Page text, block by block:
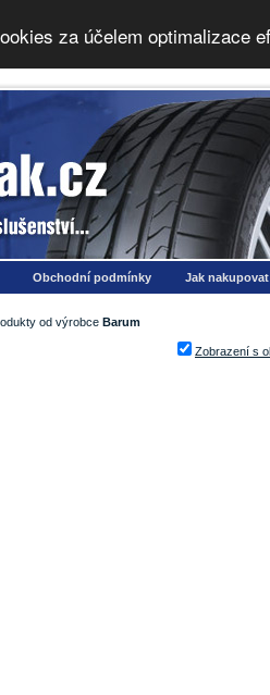
za účelem optimalizace
Obchodní podmínky Jak nakupovat
od výrobce Barum
Zobrazení s